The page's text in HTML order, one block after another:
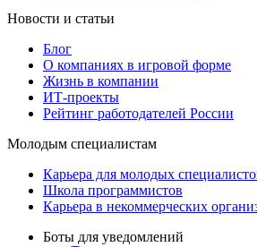
Новости и статьи
Блог
О компаниях в игровой форме
Жизнь в компании
ИТ-проекты
Рейтинг работодателей России
Молодым специалистам
Карьера для молодых
Школа программистов
Карьера в некоммерческих
Боты для уведомлений